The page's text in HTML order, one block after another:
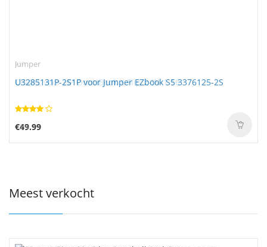
Jumper
U3285131P-2S1P voor Jumper EZbook S5 3376125-2S
€49.99
Meest verkocht